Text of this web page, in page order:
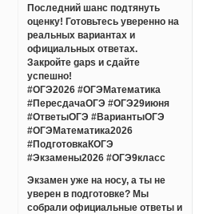
Последний шанс подтянуть
оценку! Готовьтесь уверенно на
реальных вариантах и
официальных ответах.
Закройте gaps и сдайте
успешно!
#ОГЭ2026 #ОГЭМатематика
#ПересдачаОГЭ #ОГЭ29июня
#ОтветыОГЭ #ВариантыОГЭ
#ОГЭМатематика2026
#ПодготовкаКОГЭ
#Экзамены2026 #ОГЭ9класс
Экзамен уже на носу, а ты не
уверен в подготовке? Мы
собрали официальные ответы и